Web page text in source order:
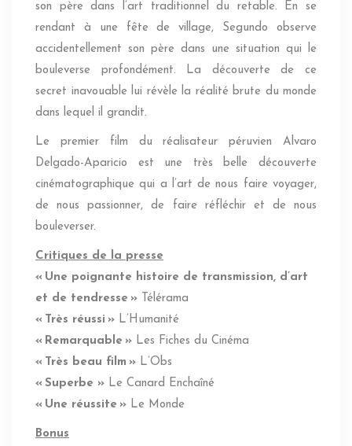
son père dans l’art traditionnel du retable. En se
rendant à une fête de village, Segundo observe
accidentellement son père dans une situation qui le
bouleverse profondément. La découverte de ce
secret inavouable lui révèle la réalité brute du monde
dans lequel il grandit.
Le premier film du réalisateur péruvien Alvaro
Delgado-Aparicio est une très belle découverte
cinématographique qui a l’art de nous faire voyager,
de nous passionner, de faire réfléchir et de nous
bouleverser.
Critiques de la presse
« Une poignante histoire de transmission, d’art
et de tendresse » Télérama
« Très réussi » L’Humanité
« Remarquable » Les Fiches du Cinéma
« Très beau film » L’Obs
« Superbe » Le Canard Enchaîné
« Une réussite » Le Monde
Bonus